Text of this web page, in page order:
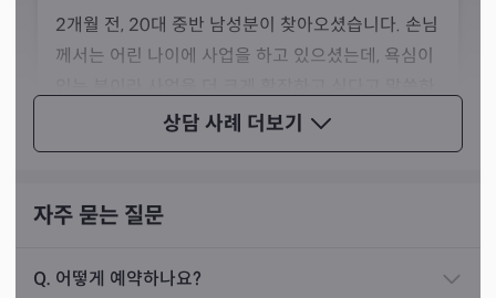
상담 사례 더보기
2개월 전, 20대 중반 남성분이 찾아오셨습니다. 손님
께서는 어린 나이에 사업을 하고 있으셨는데, 욕심이
다는 말과 함께 공수를 내려주셨습니다. 손님께서 몇
는 A지역은 이동인구가 많이 없지만 생각했던 것보
자주 묻는 질문
Q. 어떻게 예약하나요?